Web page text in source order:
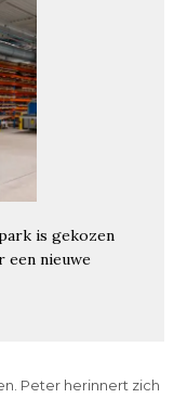
is gekozen
een nieuwe
Peter herinnert zich